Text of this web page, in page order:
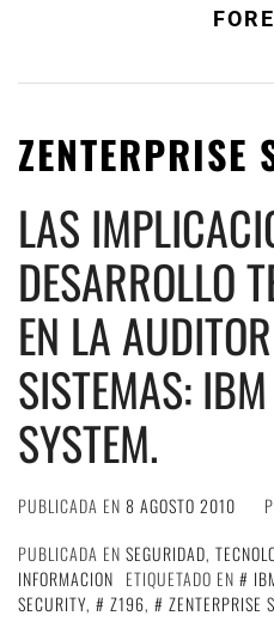
ZENTERPRISE
LAS
DESARROLLO
EN LA
SISTEMAS:
SYSTEM.
PUBLICADA EN 8 AGOSTO 2010
PUBLICADA EN SEGURIDAD,
INFORMACION ETIQUETADO EN
SECURITY, Z196,
ZENTERPRISE